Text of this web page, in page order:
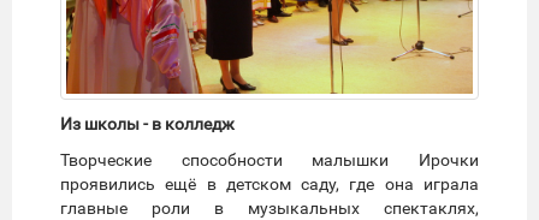
Из школы - в колледж
Творческие способности малышки Ирочки
проявились ещё в детском саду, где она играла
главные роли в музыкальных спектаклях,